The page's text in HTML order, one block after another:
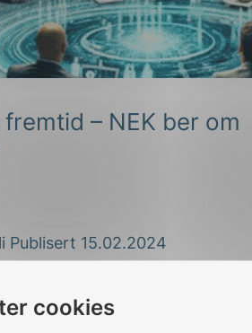
cookies
– NEK ber om
Publisert 15.02.2024